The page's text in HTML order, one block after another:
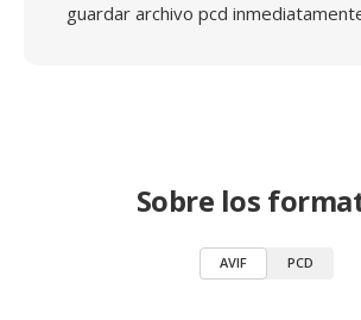
guardar archivo pcd
Sobre los
AVIF PCD